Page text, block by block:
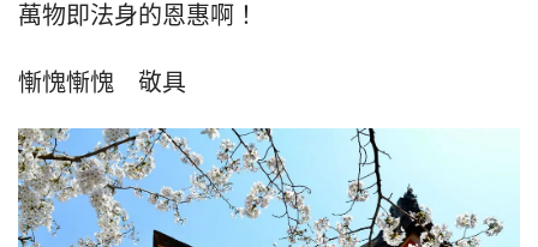
萬物即法身的恩惠啊！
慚愧慚愧　敬具